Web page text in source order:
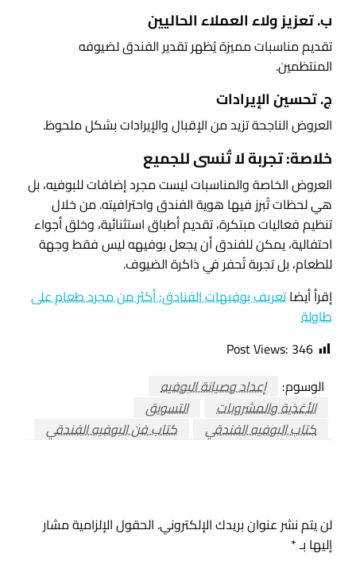
ب. تعزيز ولاء العملاء الحاليين
تقديم مناسبات مميزة يُظهر تقدير الفندق لضيوفه
المنتظمين.
ج. تحسين الإيرادات
العروض الناجحة تزيد من الإقبال والإيرادات بشكل ملحوظ.
خلاصة: تجربة لا تُنسى للجميع
العروض الخاصة والمناسبات ليست مجرد إضافات للبوفيه، بل
هي لحظات تُبرز فيها هوية الفندق واحترافيته. من خلال
تنظيم فعاليات مبتكرة، تقديم أطباق استثنائية، وخلق أجواء
احتفالية، يمكن للفندق أن يجعل بوفيهه ليس فقط وجهة
للطعام، بل تجربة تُحفر في ذاكرة الضيوف.
إقرأ أيضاتعريف بوفيهات الفنادق: أكثر من مجرد طعام على
طاولة
Post Views: 346
الوسوم:
إعداد وصيانة البوفيه
الأغذية والمشروبات
التسويق
كتاب البوفيه الفندقي
كتاب فن البوفيه الفندقي
لن يتم نشر عنوان بريدك الإلكتروني. الحقول الإلزامية مشار
إليها بـ*